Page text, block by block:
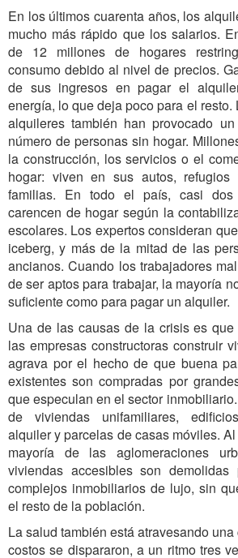
En los últimos cuarenta años, los
mucho más rápido que los salarios.
de 12 millones de hogares
consumo debido al nivel de precios.
de sus ingresos en pagar el
energía, lo que deja poco para el resto.
alquileres también han provocado
número de personas sin hogar.
la construcción, los servicios o el
hogar: viven en sus autos,
familias. En todo el país, casi
carencen de hogar según la
escolares. Los expertos consideran
iceberg, y más de la mitad de las
ancianos. Cuando los trabajadores
de ser aptos para trabajar, la mayoría
suficiente como para pagar un alquiler.
Una de las causas de la crisis es
las empresas constructoras construir
agrava por el hecho de que buena
existentes son compradas por
que especulan en el sector
de viviendas unifamiliares,
alquiler y parcelas de casas móviles.
mayoría de las aglomeraciones
viviendas accesibles son
complejos inmobiliarios de lujo, sin
el resto de la población.
La salud también está atravesando
costos se dispararon, a un ritmo tres